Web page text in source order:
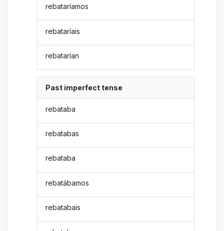
rebataríamos
rebataríais
rebatarían
Past imperfect tense
rebataba
rebatabas
rebataba
rebatábamos
rebatabais